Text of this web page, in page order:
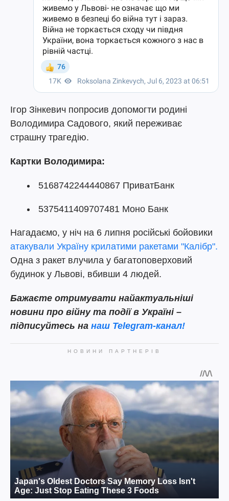
Ігор Зінкевич попросив допомогти родині
Володимира Садового, який переживає
страшну трагедію.
Картки Володимира:
5168742244440867 ПриватБанк
5375411409707481 Моно Банк
Нагадаємо, у ніч на 6 липня російські бойовики
атакували Україну крилатими ракетами "Калібр".
Одна з ракет влучила у багатоповерховий
будинок у Львові, вбивши 4 людей.
Бажаєте отримувати найактуальніші
новини про війну та події в Україні –
підписуйтесь на наш Telegram-канал!